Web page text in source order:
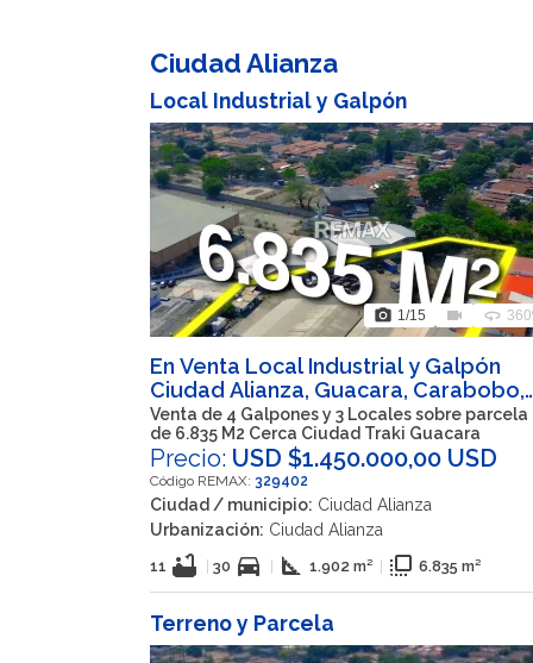
Ciudad Alianza
Local Industrial y Galpón
photo_camera 1/15 videocam 360
En Venta Local Industrial y Galpón
Ciudad Alianza, Guacara, Carabobo,
VEN
Venta de 4 Galpones y 3 Locales sobre parcela
de 6.835 M2 Cerca Ciudad Traki Guacara
Precio: USD $1.450.000,00 USD
Código REMAX: 329402
Ciudad / municipio: Ciudad Alianza
Urbanización: Ciudad Alianza
11 bathtub 30 directions_car square_foot 1.902 m² flip_to_front 6.835 m²
Terreno y Parcela